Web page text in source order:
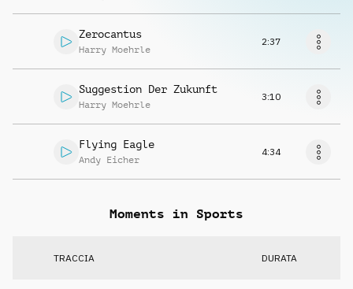
Zerocantus
Harry Moehrle
2:37
Suggestion Der Zukunft
Harry Moehrle
3:10
Flying Eagle
Andy Eicher
4:34
Moments in Sports
TRACCIA DURATA